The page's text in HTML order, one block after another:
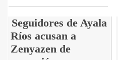
Seguidores de Ayala
Ríos acusan a
Zenyazen de